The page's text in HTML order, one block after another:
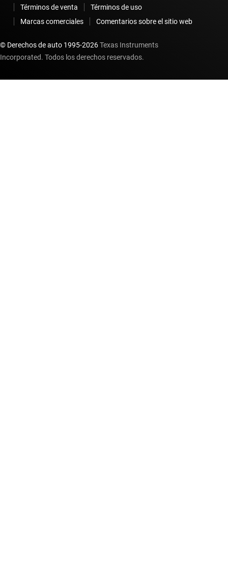
Términos de venta
Términos de uso
Marcas comerciales
Comentarios sobre el sitio web
© Derechos de auto 1995-2026Texas Instruments
Incorporated. Todos los derechos reservados.